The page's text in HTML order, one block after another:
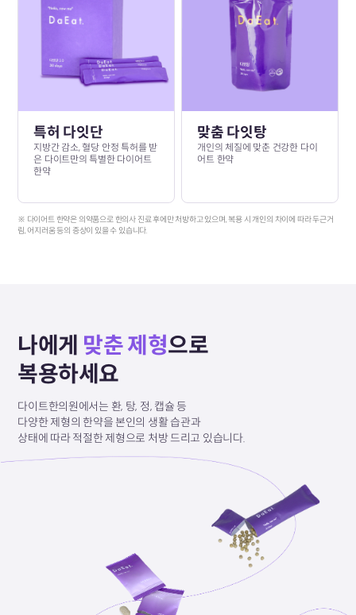
특허 다잇단
지방간 감소, 혈당 안정 특허를 받
은 다이트만의 특별한 다이어트
한약
맞춤 다잇탕
개인의 체질에 맞춘 건강한 다이
어트 한약
※ 다이어트 한약은 의약품으로 한의사 진료 후에만 처방하고 있으며, 복용 시 개인의 차이에 따라 두근거
림, 어지러움 등의 증상이 있을 수 있습니다.
나에게 맞춘 제형으로
복용하세요
다이트한의원에서는 환, 탕, 정, 캡슐 등
다양한 제형의 한약을 본인의 생활 습관과
상태에 따라적절한 제형으로 처방 드리고 있습니다.